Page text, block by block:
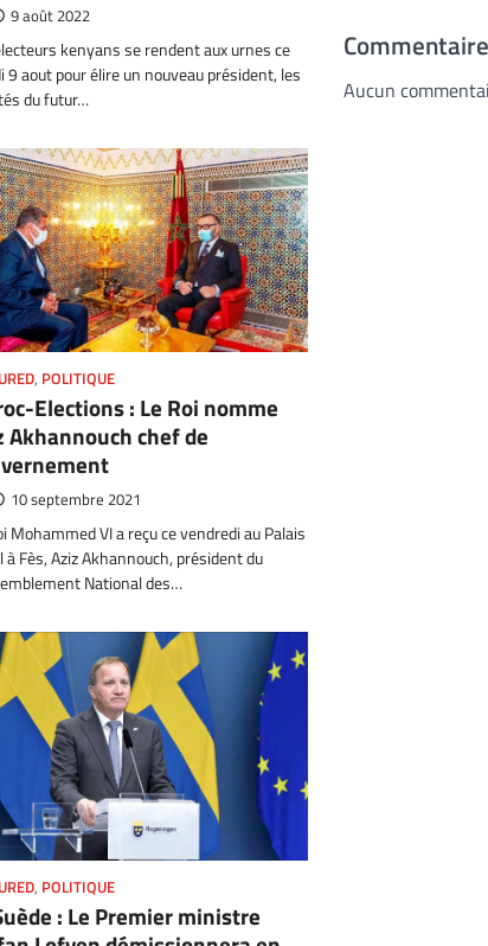
9 août 2022
kenyans se rendent aux urnes ce
9 aout pour élire un nouveau président, les
du futur…
, POLITIQUE
Elections : Le Roi nomme
Akhannouch chef de
10 septembre 2021
Mohammed VI a reçu ce vendredi au Palais
à Fès, Aziz Akhannouch, président du
National des…
, POLITIQUE
: Le Premier ministre
Aucun